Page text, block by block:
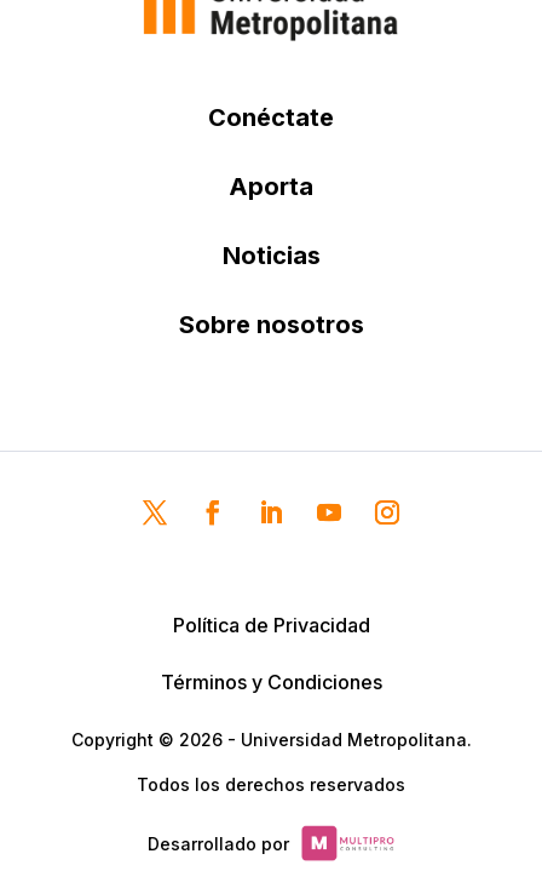
Conéctate
Aporta
Noticias
Sobre nosotros
Política de Privacidad
Términos y Condiciones
Copyright © 2026 - Universidad Metropolitana.
Todos los derechos reservados
Desarrollado por